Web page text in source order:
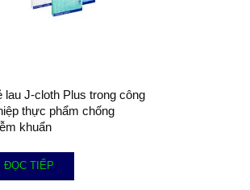
lau J-cloth Plus trong công
thực phẩm chống
khuẩn
ĐỌC TIẾP